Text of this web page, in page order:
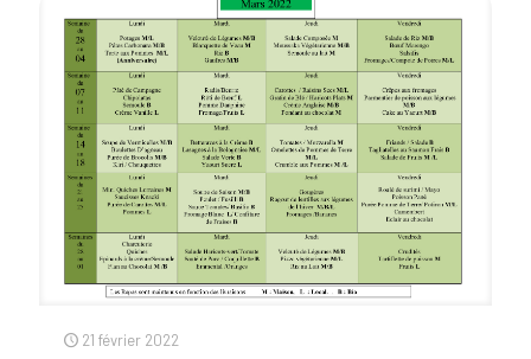
21 février 2022